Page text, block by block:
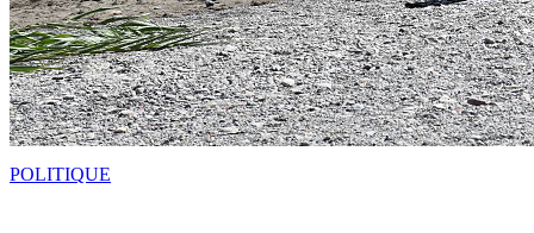
POLITIQUE